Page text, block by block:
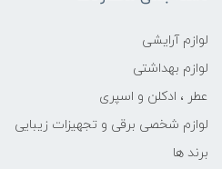
لوازم آرایشی
لوازم بهداشتی
عطر ، ادکلن و اسپری
لوازم شخصی برقی و تجهیزات زیبایی
برند ها